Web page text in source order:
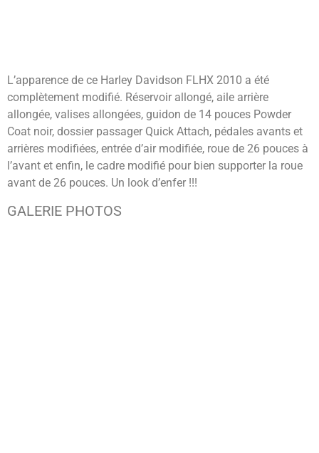
L’apparence de ce Harley Davidson FLHX 2010 a été
complètement modifié. Réservoir allongé, aile arrière
allongée, valises allongées, guidon de 14 pouces Powder
Coat noir, dossier passager Quick Attach, pédales avants et
arrières modifiées, entrée d’air modifiée, roue de 26 pouces à
l’avant et enfin, le cadre modifié pour bien supporter la roue
avant de 26 pouces. Un look d’enfer !!!
GALERIE PHOTOS